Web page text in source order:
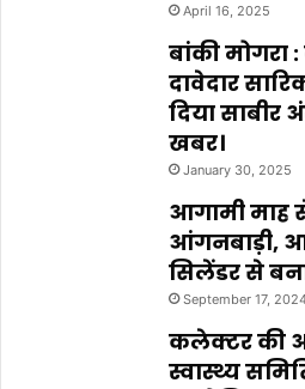
April 16, 2025
बांकी मोगरा :
दावेदार
दिया साबीर
खबर।
January 30, 2025
आगामी माह
आंगनबाड़ी,
सिलेंडर से
September 17,
कलेक्टर की
स्वास्थ्य